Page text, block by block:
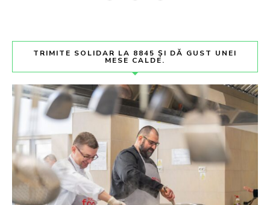
TRIMITE SOLIDAR LA 8845 ȘI DĂ GUST UNEI
MESE CALDE.